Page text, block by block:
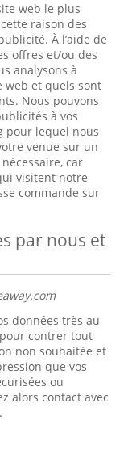
web le plus
raison des
À l’aide de
offres et/ou des
analysons à
web et quels sont
Nous pouvons
à vos
pour lequel nous
venue sur un
car
visitent notre
commande sur
par nous et
données très au
contrer tout
non souhaitée et
que vos
ou
alors contact avec
.